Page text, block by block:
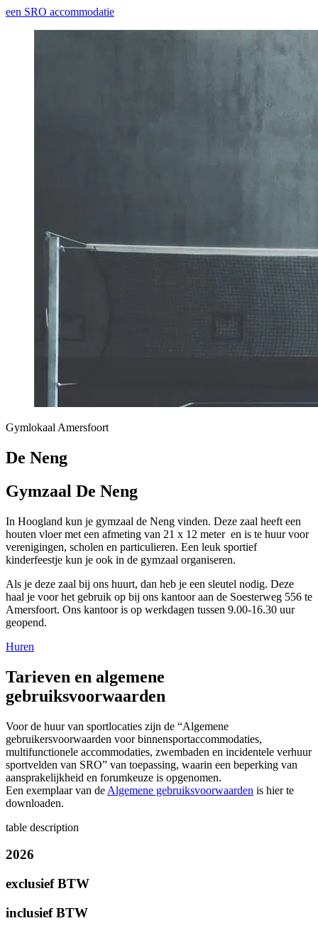
een SRO accommodatie
Gymlokaal Amersfoort
De Neng
Gymzaal De Neng
In Hoogland kun je gymzaal de Neng vinden. Deze zaal heeft een
houten vloer met een afmeting van 21 x 12 meter en is te huur voor
verenigingen, scholen en particulieren. Een leuk sportief
kinderfeestje kun je ook in de gymzaal organiseren.
Als je deze zaal bij ons huurt, dan heb je een sleutel nodig. Deze
haal je voor het gebruik op bij ons kantoor aan de Soesterweg 556 te
Amersfoort. Ons kantoor is op werkdagen tussen 9.00-16.30 uur
geopend.
Huren
Tarieven en algemene
gebruiksvoorwaarden
Voor de huur van sportlocaties zijn de “Algemene
gebruikersvoorwaarden voor binnensportaccommodaties,
multifunctionele accommodaties, zwembaden en incidentele verhuur
sportvelden van SRO” van toepassing, waarin een beperking van
aansprakelijkheid en forumkeuze is opgenomen.
Een exemplaar van de Algemene gebruiksvoorwaarden is hier te
downloaden.
table description
2026
exclusief BTW
inclusief BTW